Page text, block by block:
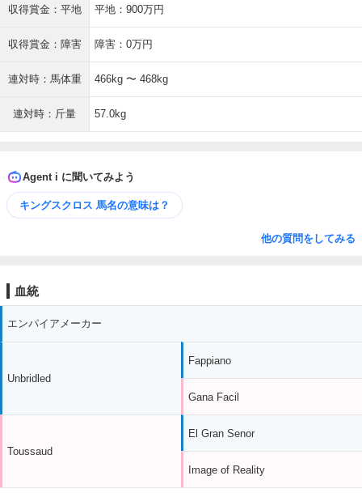
収得賞金：平地 平地：900万円
収得賞金：障害 障害：0万円
連対時：馬体重 466kg 〜 468kg
連対時：斤量 57.0kg
Agent i に聞いてみよう
キングスクロス 馬名の意味は？
他の質問をしてみる
血統
エンパイアメーカー
Unbridled
Toussaud
Fappiano
Gana Facil
El Gran Senor
Image of Reality